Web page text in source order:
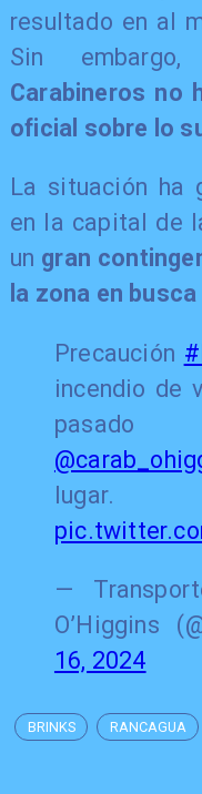
resultado en al
Sin
Carabineros no
oficial sobre lo
La situación ha
en la capital de
un gran
la zona en
Precaución
incendio de
—
O’Higgins
16, 2024
BRINKS RANCAGUA